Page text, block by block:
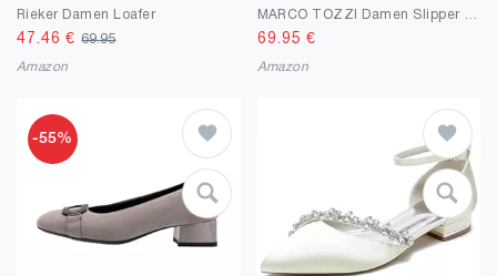
Rieker Damen Loafer
47.46 €69.95
Amazon
69.95 €
Amazon
-55%